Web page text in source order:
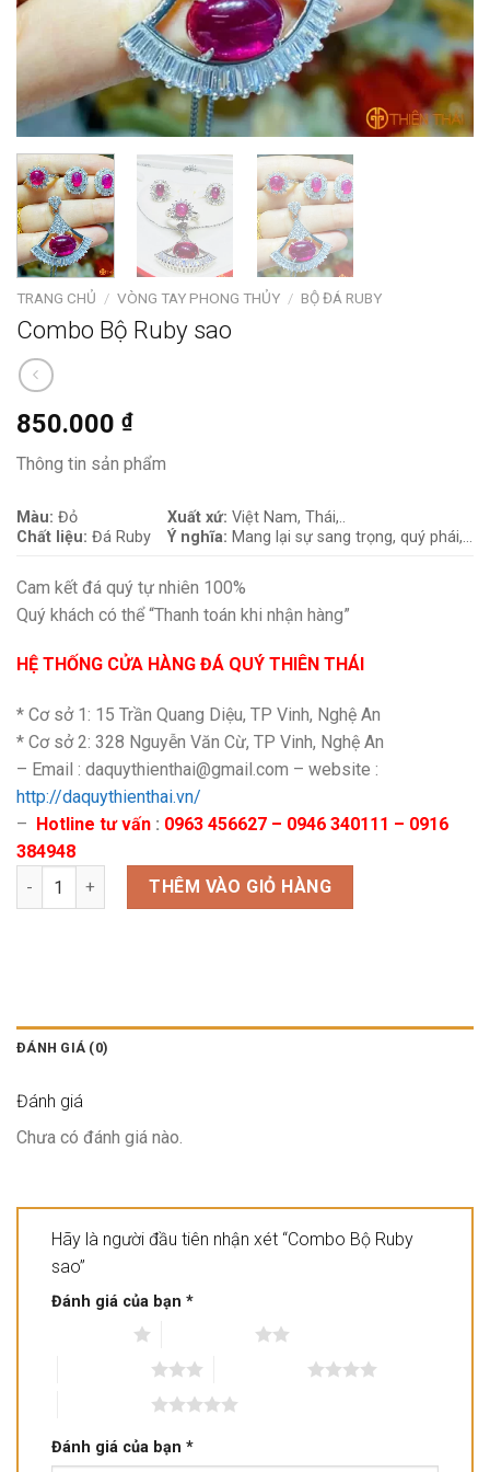
TRANG CHỦ / VÒNG TAY PHONG THỦY / BỘ ĐÁ RUBY
Combo Bộ Ruby sao
850.000 ₫
Thông tin sản phẩm
Màu: Đỏ
Chất liệu: Đá Ruby
Xuất xứ: Việt Nam, Thái,..
Ý nghĩa: Mang lại sự sang trọng, quý phái,…
Cam kết đá quý tự nhiên 100%
Quý khách có thể “Thanh toán khi nhận hàng”
HỆ THỐNG CỬA HÀNG ĐÁ QUÝ THIÊN THÁI
* Cơ sở 1: 15 Trần Quang Diệu, TP Vinh, Nghệ An
* Cơ sở 2: 328 Nguyễn Văn Cừ, TP Vinh, Nghệ An
– Email : daquythienthai@gmail.com – website :
http://daquythienthai.vn/
–
Hotline tư vấn : 0963 456627 – 0946 340111 – 0916
384948
Combo Bộ Ruby sao số lượngTHÊM VÀO GIỎ HÀNG
ĐÁNH GIÁ (0)
Đánh giá
Chưa có đánh giá nào.
Hãy là người đầu tiên nhận xét “Combo Bộ Ruby
sao”
Đánh giá của bạn *
Đánh giá của bạn *